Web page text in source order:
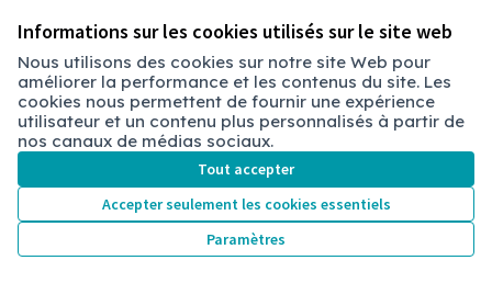
Informations sur les cookies utilisés sur le site web
Nous utilisons des cookies sur notre site Web pour
améliorer la performance et les contenus du site. Les
cookies nous permettent de fournir une expérience
utilisateur et un contenu plus personnalisés à partir de
nos canaux de médias sociaux.
Tout accepter
Accepter seulement les cookies essentiels
Paramètres
Conditions d'utilisation
Paramètres des cookies
Chambéry sur X
(Lien externe)
Chambéry sur Facebook
Chambéry sur Instagram
Site réalisé grâce aulogiciel libre Decidim .
Licence
(Lien